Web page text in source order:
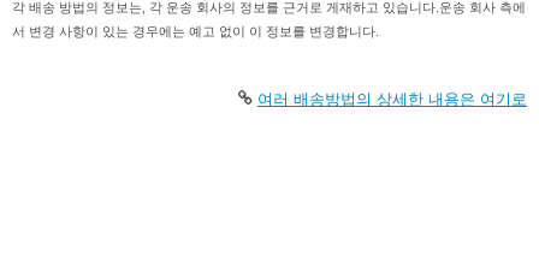
각 배송 방법의 정보는, 각 운송 회사의 정보를 근거로 게재하고 있습니다.운송 회사 측에
서 변경 사항이 있는 경우에는 예고 없이 이 정보를 변경합니다.
여러 배송방법의 상세한 내용은 여기로